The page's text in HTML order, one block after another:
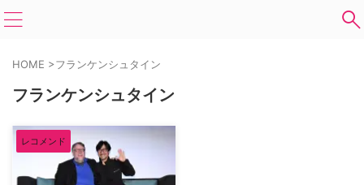
HOME >フランケンシュタイン
フランケンシュタイン
レコメンド